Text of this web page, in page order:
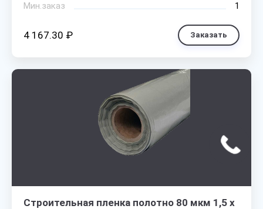
Мин.заказ
1
4 167.30 ₽ Заказать
Строительная пленка полотно 80 мкм 1,5 х